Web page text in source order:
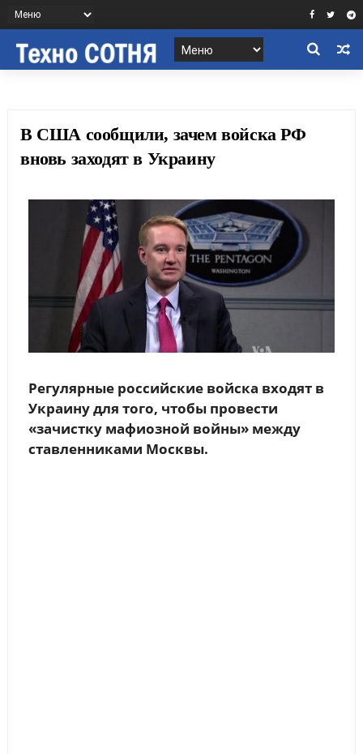
В США сообщили, зачем войска РФ
вновь заходят в Украину
Регулярные российские войска входят в
Украину для того, чтобы провести
«зачистку мафиозной войны» между
ставленниками Москвы.